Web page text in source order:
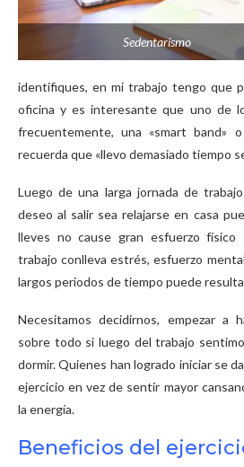
Sedentarismo
identifiques, en mi trabajo tengo que
oficina y es interesante que uno de
frecuentemente, una «smart band»
recuerda que «llevo demasiado tiempo
Luego de una larga jornada de
deseo al salir sea relajarse en casa
lleves no cause gran esfuerzo físico
trabajo conlleva estrés, esfuerzo
largos periodos de tiempo puede
Necesitamos decidirnos, empezar a
sobre todo si luego del trabajo
dormir. Quienes han logrado iniciar se
ejercicio en vez de sentir mayor
la energía.
Beneficios del